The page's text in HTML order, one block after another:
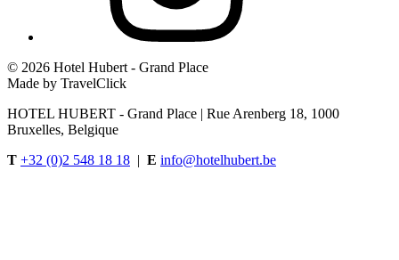
© 2026 Hotel Hubert - Grand Place
Made by TravelClick
HOTEL HUBERT - Grand Place | Rue Arenberg 18, 1000
Bruxelles, Belgique
T +32 (0)2 548 18 18 | E info@hotelhubert.be